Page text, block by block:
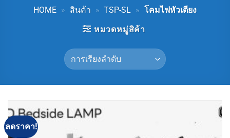
HOME » สินค้า » TSP-SL » โคมไฟหัวเตียง
หมวดหมู่สิค้า
ลดราคา!